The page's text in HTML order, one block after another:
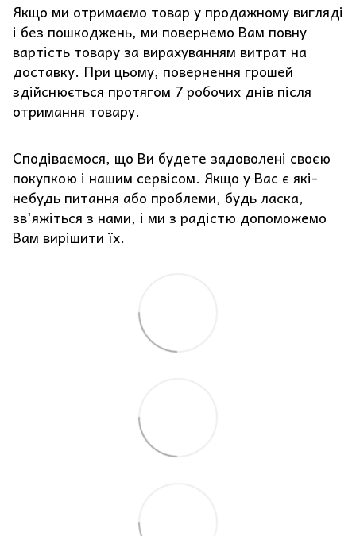
Якщо ми отримаємо товар у продажному вигляді
і без пошкоджень, ми повернемо Вам повну
вартість товару за вирахуванням витрат на
доставку. При цьому, повернення грошей
здійснюється протягом 7 робочих днів після
отримання товару.
Сподіваємося, що Ви будете задоволені своєю
покупкою і нашим сервісом. Якщо у Вас є які-
небудь питання або проблеми, будь ласка,
зв'яжіться з нами, і ми з радістю допоможемо
Вам вирішити їх.